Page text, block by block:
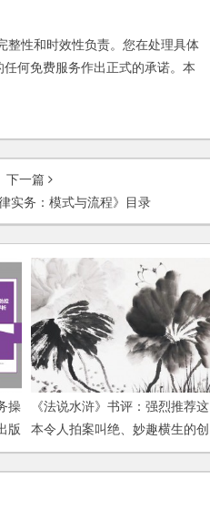
性和时效性负责。您在处理具体
何免费服务作出正式的承诺。本
下一篇
实务：模式与流程》目录
操
版
《法说水浒》书评：强烈推荐这
本令人拍案叫绝、妙趣横生的创
业并购法律书